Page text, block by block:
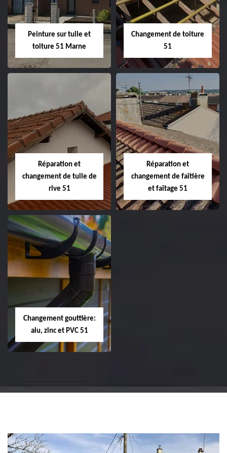
Peinture sur tuile et
toiture 51 Marne
Peinture sur tuile
et toiture 51
Marne
Changement de toiture
51
Changement de
toiture 51
Réparation et
changement de tuile de
rive 51
Réparation et
changement de
tuile de rive 51
Réparation et
changement de faîtière
et faîtage 51
Changement gouttière:
alu, zinc et PVC 51
et PVC 51